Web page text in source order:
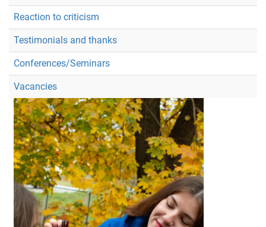
Reaction to criticism
Testimonials and thanks
Conferences/Seminars
Vacancies